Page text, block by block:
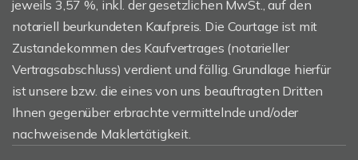
jeweils 3,57 %, inkl. der gesetzlichen MwSt., auf den
notariell beurkundeten Kaufpreis. Die Courtage ist mit
Zustandekommen des Kaufvertrages (notarieller
Vertragsabschluss) verdient und fällig. Grundlage hierfür
ist unsere bzw. die eines von uns beauftragten Dritten
Ihnen gegenüber erbrachte vermittelnde und/oder
nachweisende Maklertätigkeit.